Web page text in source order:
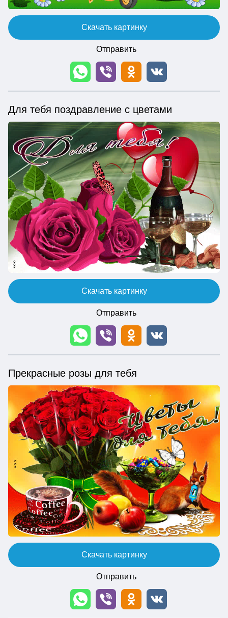
Скачать картинку
Отправить
Для тебя поздравление с цветами
Скачать картинку
Отправить
Прекрасные розы для тебя
Скачать картинку
Отправить